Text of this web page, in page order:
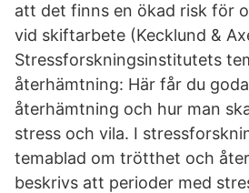
att det finns en ökad risk för
vid skiftarbete (Kecklund &
Stressforskningsinstitutets
återhämtning: Här får du
återhämtning och hur man
stress och vila. I
temablad om trötthet och
beskrivs att perioder med